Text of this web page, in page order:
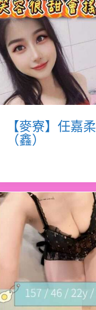
【麥寮】任嘉柔
（鑫）